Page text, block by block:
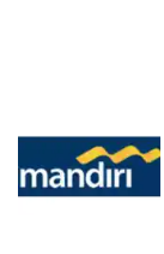
Exchange
Asuransi